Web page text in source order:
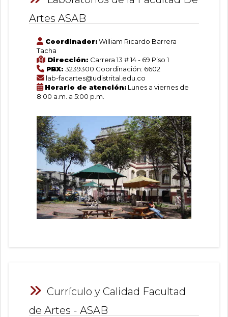
Artes ASAB
Coordinador:William Ricardo Barrera
Tacha
Dirección: Carrera 13 # 14 - 69 Piso 1
PBX: 3239300 Coordinación: 6602
lab-facartes@udistrital.edu.co
Horario de atención: Lunes a viernes de
8:00 a.m. a 5:00 p.m.
Currículo y Calidad Facultad
de Artes - ASAB